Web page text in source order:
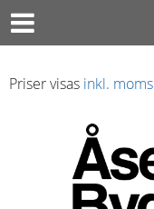
Priser visas inkl. moms